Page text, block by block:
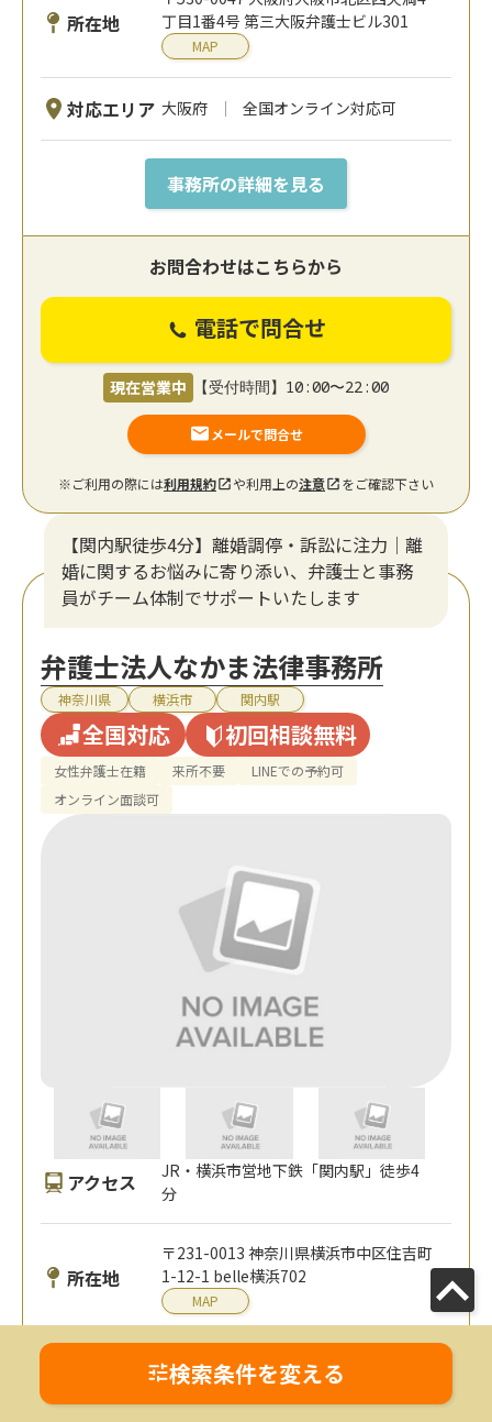
所在地
丁目1番4号 第三大阪弁護士ビル301
MAP
対応エリア 大阪府 全国オンライン対応可
事務所の詳細を見る
お問合わせはこちらから
電話で問合せ
現在営業中 【受付時間】10:00〜22:00
メールで問合せ
※ご利用の際には利用規約 や利用上の注意 をご確認下さい
【関内駅徒歩4分】離婚調停・訴訟に注力│離
婚に関するお悩みに寄り添い、弁護士と事務
員がチーム体制でサポートいたします
弁護士法人なかま法律事務所
神奈川県 横浜市 関内駅
全国対応 初回相談無料
女性弁護士在籍 来所不要
LINEでの予約可
オンライン面談可
アクセス
JR・横浜市営地下鉄「関内駅」徒歩4
分
所在地
〒231-0013 神奈川県横浜市中区住吉町
1-12-1 belle横浜702
MAP
対応エリア 全国オンライン対応可
検索条件を変える